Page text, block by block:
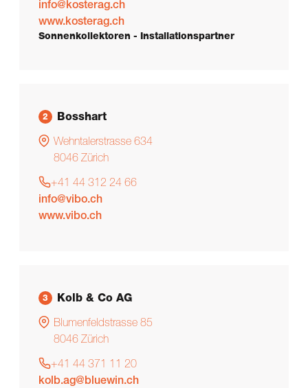
info@kosterag.ch
www.kosterag.ch
Sonnenkollektoren - Installationspartner
2 Bosshart
Wehntalerstrasse 634
8046 Zürich
+41 44 312 24 66
info@vibo.ch
www.vibo.ch
3 Kolb & Co AG
Blumenfeldstrasse 85
8046 Zürich
+41 44 371 11 20
kolb.ag@bluewin.ch